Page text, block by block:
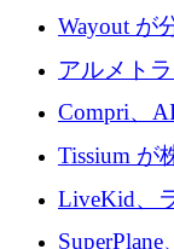
達成
Wayout が
プラット
ーロを調達
アルメト
ためにシ
Compri、
320 万ユ
Tissium が
3,000 万ユ
LiveKid、
Aldea を買収